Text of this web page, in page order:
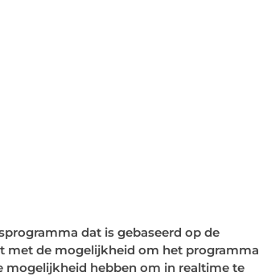
dat is gebaseerd op de
met de mogelijkheid om het programma
hebben om in realtime te